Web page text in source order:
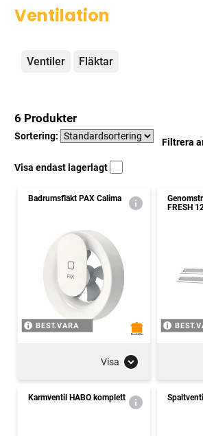
Ventilation
Kategorier
Ventiler Fläktar
6 Produkter
Sortering:
Filtrera
Visa endast lagerlagt
Badrumsfläkt PAX Calima
BEST.VARA
Visa
FRESH
Karmventil HABO komplett